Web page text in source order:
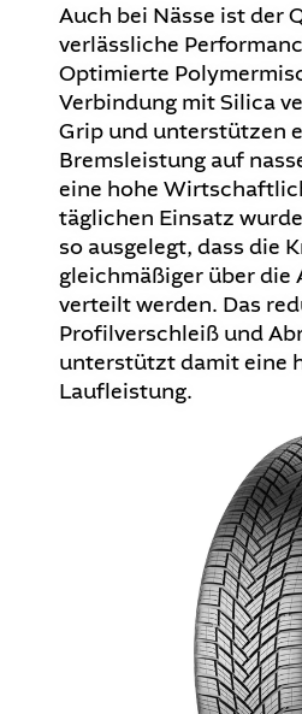
Auch bei Nässe ist der
verlässliche
Optimierte
Verbindung mit Silica
Grip und unterstützen
Bremsleistung auf
eine hohe
täglichen Einsatz
so ausgelegt, dass die
gleichmäßiger über die
verteilt werden. Das
Profilverschleiß und
unterstützt damit eine
Laufleistung.